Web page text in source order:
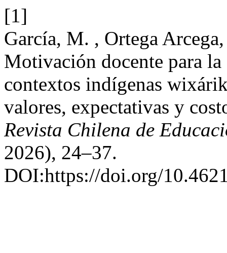
[1]
García, M. , Ortega
Motivación docente para la
contextos indígenas
valores, expectativas y
Revista Chilena de
2026), 24–37.
DOI:https://doi.org/